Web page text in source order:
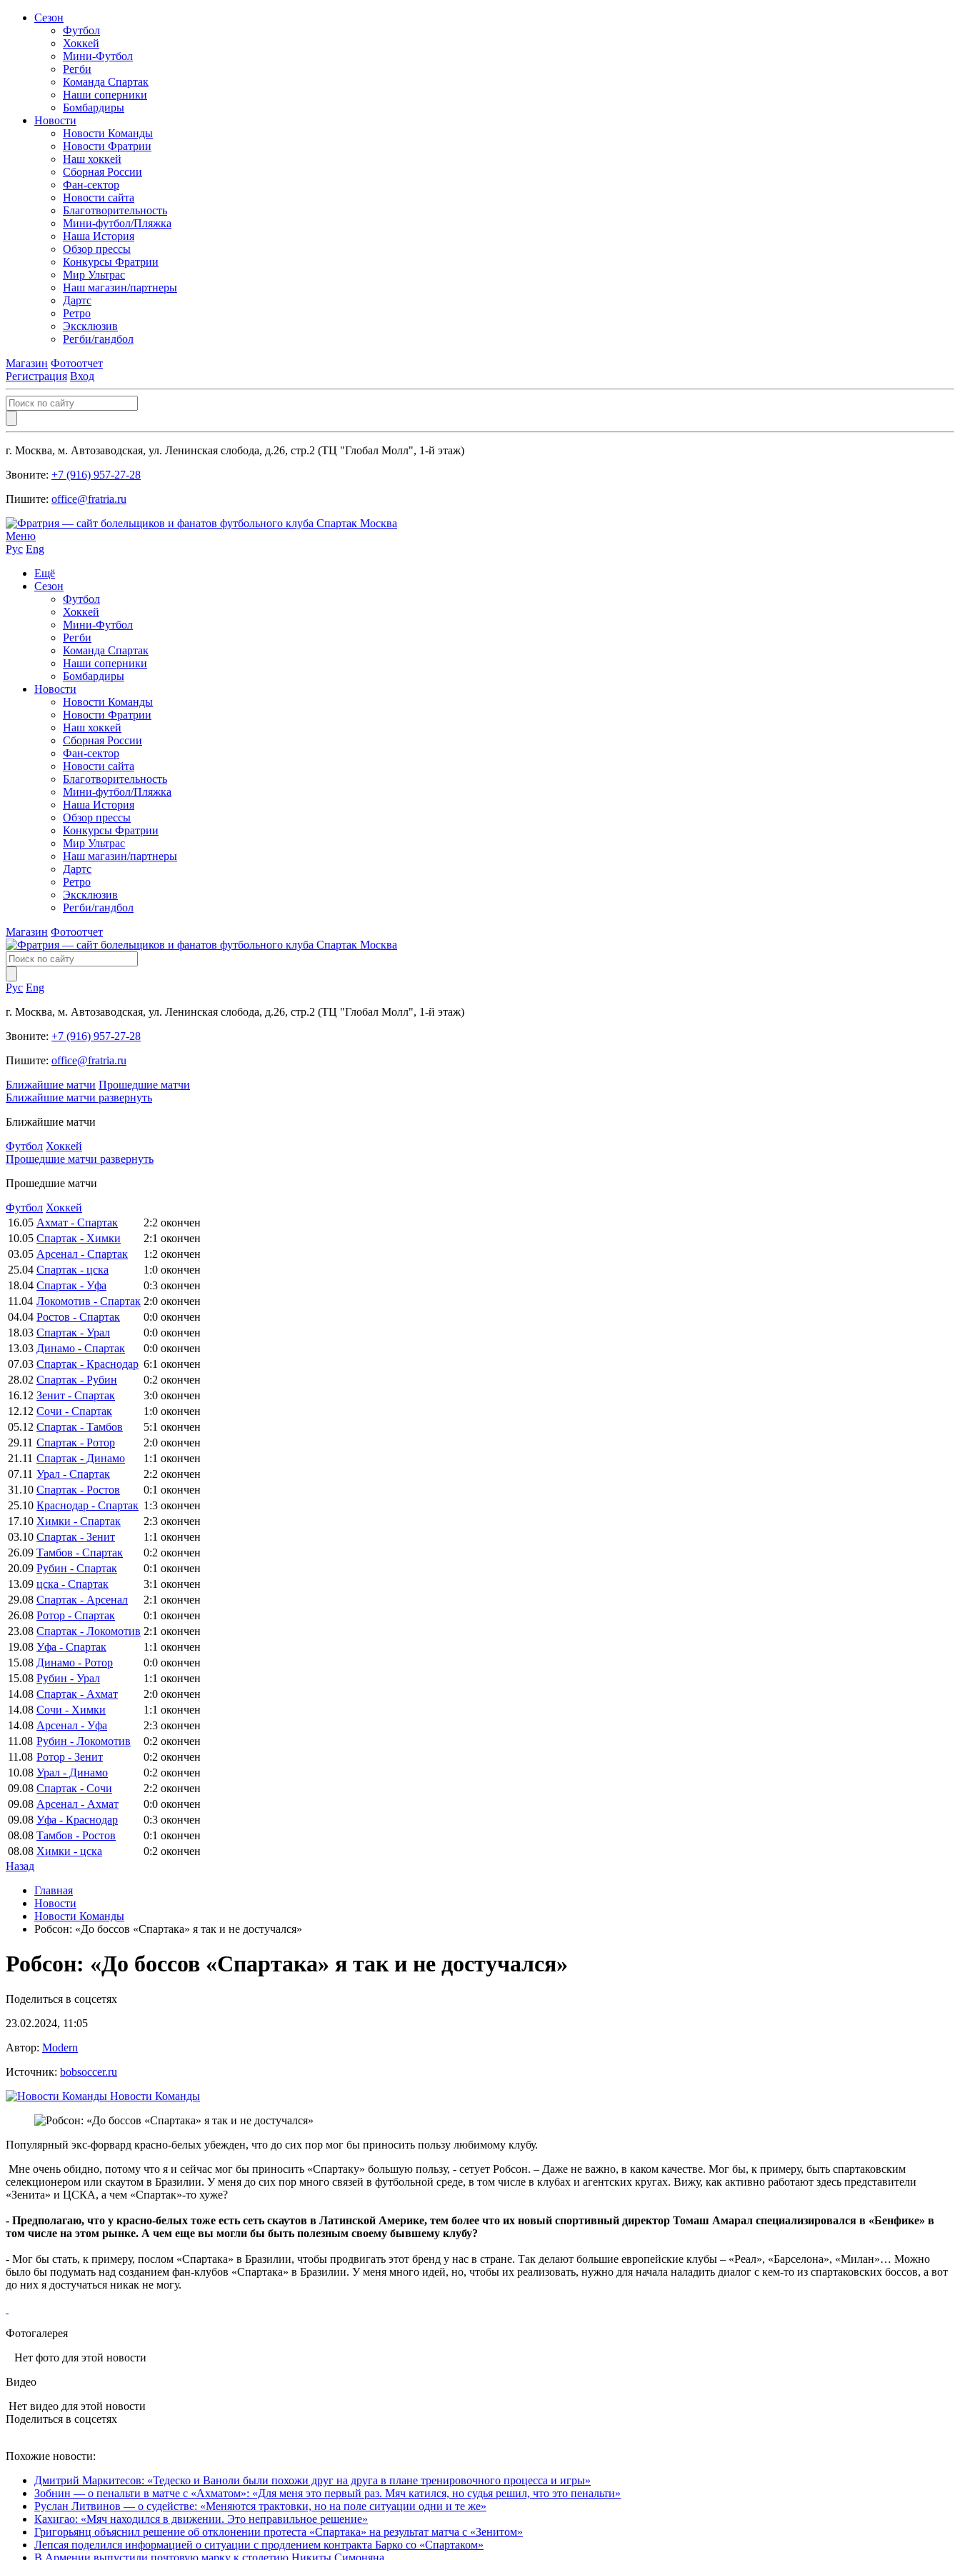
Сезон
Футбол
Хоккей
Мини-Футбол
Регби
Команда Спартак
Наши соперники
Бомбардиры
Новости
Новости Команды
Новости Фратрии
Наш хоккей
Сборная России
Фан-cектор
Новости сайта
Благотворительность
Мини-футбол/Пляжка
Наша История
Обзор прессы
Конкурсы Фратрии
Мир Ультрас
Наш магазин/партнеры
Дартс
Ретро
Эксклюзив
Регби/гандбол
Магазин Фотоотчет
Регистрация Вход
г. Москва, м. Автозаводская, ул. Ленинская слобода, д.26, стр.2 (ТЦ "Глобал Молл", 1-й этаж)
Звоните: +7 (916) 957-27-28
Пишите: office@fratria.ru
Меню
Рус Eng
Ещё
Сезон
Футбол
Хоккей
Мини-Футбол
Регби
Команда Спартак
Наши соперники
Бомбардиры
Новости
Новости Команды
Новости Фратрии
Наш хоккей
Сборная России
Фан-cектор
Новости сайта
Благотворительность
Мини-футбол/Пляжка
Наша История
Обзор прессы
Конкурсы Фратрии
Мир Ультрас
Наш магазин/партнеры
Дартс
Ретро
Эксклюзив
Регби/гандбол
Магазин Фотоотчет
Рус Eng
г. Москва, м. Автозаводская, ул. Ленинская слобода, д.26, стр.2 (ТЦ "Глобал Молл", 1-й этаж)
Звоните: +7 (916) 957-27-28
Пишите: office@fratria.ru
Ближайшие матчи Прошедшие матчи
Ближайшие матчи развернуть
Ближайшие матчи
Футбол Хоккей
Прошедшие матчи развернуть
Прошедшие матчи
Футбол Хоккей
16.05 Ахмат - Спартак 2:2 окончен
10.05 Спартак - Химки 2:1 окончен
03.05 Арсенал - Спартак 1:2 окончен
25.04 Спартак - цска 1:0 окончен
18.04 Спартак - Уфа 0:3 окончен
11.04 Локомотив - Спартак 2:0 окончен
04.04 Ростов - Спартак 0:0 окончен
18.03 Спартак - Урал 0:0 окончен
13.03 Динамо - Спартак 0:0 окончен
07.03 Спартак - Краснодар 6:1 окончен
28.02 Спартак - Рубин 0:2 окончен
16.12 Зенит - Спартак 3:0 окончен
12.12 Сочи - Спартак 1:0 окончен
05.12 Спартак - Тамбов 5:1 окончен
29.11 Спартак - Ротор 2:0 окончен
21.11 Спартак - Динамо 1:1 окончен
07.11 Урал - Спартак 2:2 окончен
31.10 Спартак - Ростов 0:1 окончен
25.10 Краснодар - Спартак 1:3 окончен
17.10 Химки - Спартак 2:3 окончен
03.10 Спартак - Зенит 1:1 окончен
26.09 Тамбов - Спартак 0:2 окончен
20.09 Рубин - Спартак 0:1 окончен
13.09 цска - Спартак 3:1 окончен
29.08 Спартак - Арсенал 2:1 окончен
26.08 Ротор - Спартак 0:1 окончен
23.08 Спартак - Локомотив 2:1 окончен
19.08 Уфа - Спартак 1:1 окончен
15.08 Динамо - Ротор 0:0 окончен
15.08 Рубин - Урал 1:1 окончен
14.08 Спартак - Ахмат 2:0 окончен
14.08 Сочи - Химки 1:1 окончен
14.08 Арсенал - Уфа 2:3 окончен
11.08 Рубин - Локомотив 0:2 окончен
11.08 Ротор - Зенит 0:2 окончен
10.08 Урал - Динамо 0:2 окончен
09.08 Спартак - Сочи 2:2 окончен
09.08 Арсенал - Ахмат 0:0 окончен
09.08 Уфа - Краснодар 0:3 окончен
08.08 Тамбов - Ростов 0:1 окончен
08.08 Химки - цска 0:2 окончен
Назад
Главная
Новости
Новости Команды
Робсон: «До боссов «Спартака» я так и не достучался»
Робсон: «До боссов «Спартака» я так и не достучался»
Поделиться в соцсетях
23.02.2024, 11:05
Автор: Modern
Источник: bobsoccer.ru
Новости Команды
Популярный экс-форвард красно-белых убежден, что до сих пор мог бы приносить пользу любимому клубу.
Мне очень обидно, потому что я и сейчас мог бы приносить «Спартаку» большую пользу, - сетует Робсон. – Даже не важно, в каком качестве. Мог бы, к примеру, быть спартаковским
селекционером или скаутом в Бразилии. У меня до сих пор много связей в футбольной среде, в том числе в клубах и агентских кругах. Вижу, как активно работают здесь представители
«Зенита» и ЦСКА, а чем «Спартак»-то хуже?
- Предполагаю, что у красно-белых тоже есть сеть скаутов в Латинской Америке, тем более что их новый спортивный директор Томаш Амарал специализировался в «Бенфике» в
том числе на этом рынке. А чем еще вы могли бы быть полезным своему бывшему клубу?
- Мог бы стать, к примеру, послом «Спартака» в Бразилии, чтобы продвигать этот бренд у нас в стране. Так делают большие европейские клубы – «Реал», «Барселона», «Милан»… Можно
было бы подумать над созданием фан-клубов «Спартака» в Бразилии. У меня много идей, но, чтобы их реализовать, нужно для начала наладить диалог с кем-то из спартаковских боссов, а вот
до них я достучаться никак не могу.
Фотогалерея
Нет фото для этой новости
Видео
Нет видео для этой новости
Поделиться в соцсетях
Похожие новости:
Дмитрий Маркитесов: «Тедеско и Ваноли были похожи друг на друга в плане тренировочного процесса и игры»
Зобнин — о пенальти в матче с «Ахматом»: «Для меня это первый раз. Мяч катился, но судья решил, что это пенальти»
Руслан Литвинов — о судействе: «Меняются трактовки, но на поле ситуации одни и те же»
Кахигао: «Мяч находился в движении. Это неправильное решение»
Григорьянц объяснил решение об отклонении протеста «Спартака» на результат матча с «Зенитом»
Лепсая поделился информацией о ситуации с продлением контракта Барко со «Спартаком»
В Армении выпустили почтовую марку к столетию Никиты Симоняна